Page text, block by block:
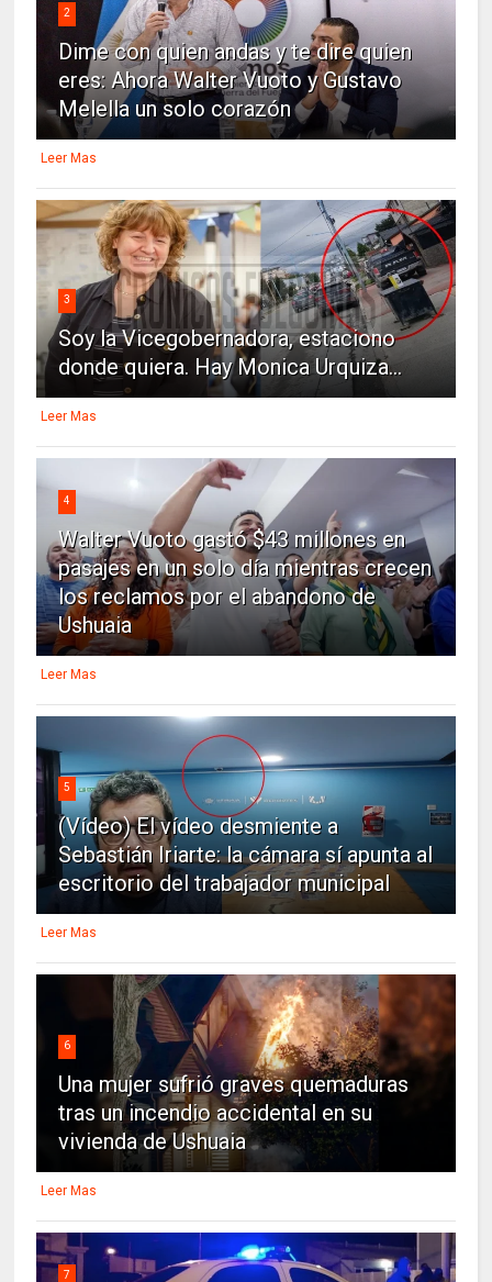
2
Dime con quien andas y te dire quien
eres: Ahora Walter Vuoto y Gustavo
Melella un solo corazón
Leer Mas
3
Soy la Vicegobernadora, estaciono
donde quiera. Hay Monica Urquiza...
Leer Mas
4
Walter Vuoto gastó $43 millones en
pasajes en un solo día mientras crecen
los reclamos por el abandono de
Ushuaia
Leer Mas
5
(Vídeo) El vídeo desmiente a
Sebastián Iriarte: la cámara sí apunta al
escritorio del trabajador municipal
Leer Mas
6
Una mujer sufrió graves quemaduras
tras un incendio accidental en su
vivienda de Ushuaia
Leer Mas
7